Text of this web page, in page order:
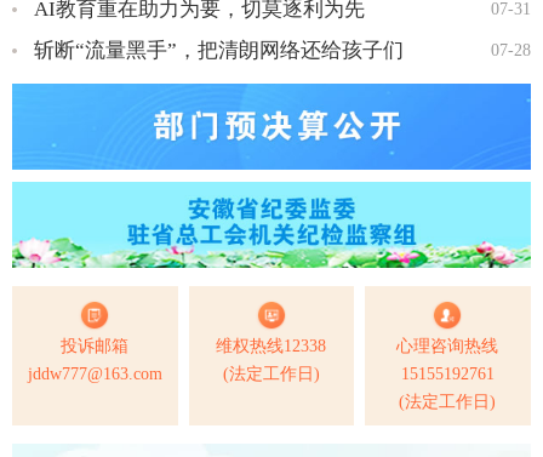
07-31
AI教育重在助力为要，切莫逐利为先
07-28
斩断“流量黑手”，把清朗网络还给孩子们
投诉邮箱
jddw777@163.com
维权热线12338
(法定工作日)
心理咨询热线
15155192761
(法定工作日)